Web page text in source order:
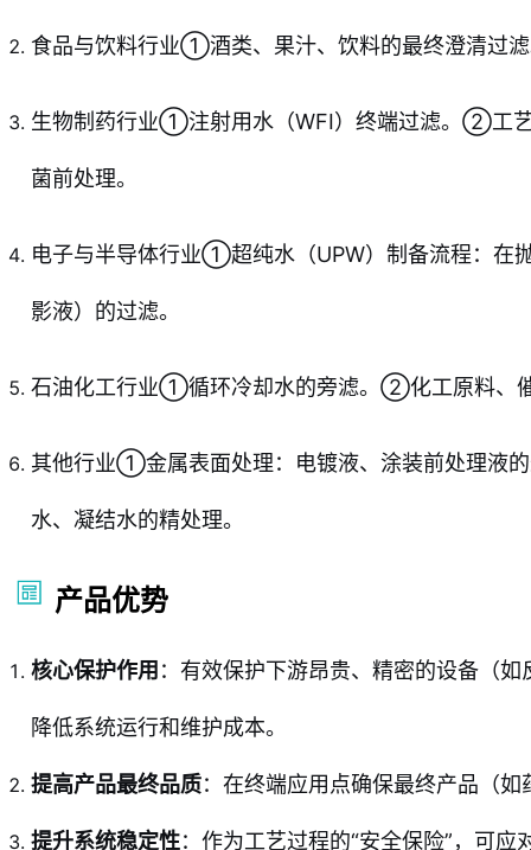
食品与饮料行业①酒类、果汁、饮料的最终澄清
生物制药行业①注射用水（WFI）终端过滤。②工
菌前处理。
电子与半导体行业①超纯水（UPW）制备流程：在
影液）的过滤。
石油化工行业①循环冷却水的旁滤。②化工原料、
其他行业①金属表面处理：电镀液、涂装前处理液
水、凝结水的精处理。
产品优势
核心保护作用 ：有效保护下游昂贵、精密的设备（
降低系统运行和维护成本。
提高产品最终品质：在终端应用点确保最终产品（
提升系统稳定性：作为工艺过程的“安全保险”，可